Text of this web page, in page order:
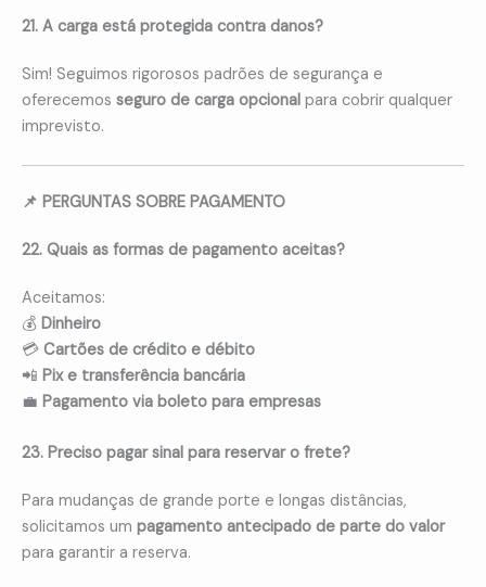
21. A carga está protegida contra danos?
Sim! Seguimos rigorosos padrões de segurança e
oferecemos seguro de carga opcional para cobrir qualquer
imprevisto.
📌 PERGUNTAS SOBRE PAGAMENTO
22. Quais as formas de pagamento aceitas?
Aceitamos:
💰 Dinheiro
💳 Cartões de crédito e débito
📲 Pix e transferência bancária
💼 Pagamento via boleto para empresas
23. Preciso pagar sinal para reservar o frete?
Para mudanças de grande porte e longas distâncias,
solicitamos um pagamento antecipado de parte do valor
para garantir a reserva.